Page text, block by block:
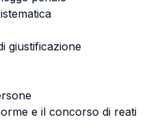
giustificazione
e il concorso di reati